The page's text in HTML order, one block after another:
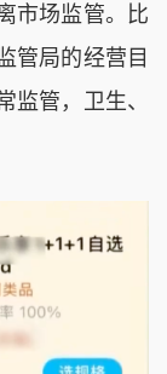
场监管。比
管局的经营目
监管，卫生、